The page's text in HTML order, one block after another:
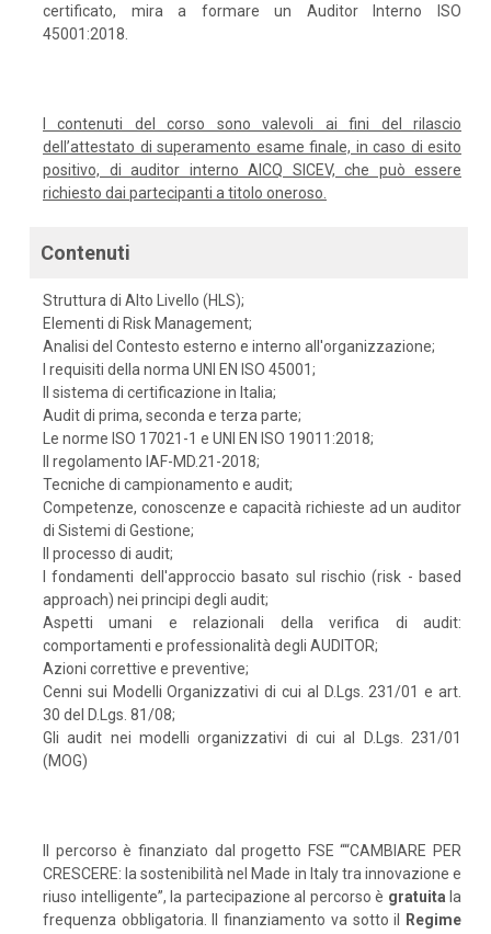
certificato, mira a formare un Auditor Interno ISO
45001:2018.
I contenuti del corso sono valevoli ai fini del rilascio
dell’attestato di superamento esame finale, in caso di esito
positivo, di auditor interno AICQ SICEV, che può essere
richiesto dai partecipanti a titolo oneroso.
Contenuti
Struttura di Alto Livello (HLS);
Elementi di Risk Management;
Analisi del Contesto esterno e interno all'organizzazione;
I requisiti della norma UNI EN ISO 45001;
Il sistema di certificazione in Italia;
Audit di prima, seconda e terza parte;
Le norme ISO 17021-1 e UNI EN ISO 19011:2018;
Il regolamento IAF-MD.21-2018;
Tecniche di campionamento e audit;
Competenze, conoscenze e capacità richieste ad un auditor
di Sistemi di Gestione;
Il processo di audit;
I fondamenti dell'approccio basato sul rischio (risk - based
approach) nei principi degli audit;
Aspetti umani e relazionali della verifica di audit:
comportamenti e professionalità degli AUDITOR;
Azioni correttive e preventive;
Cenni sui Modelli Organizzativi di cui al D.Lgs. 231/01 e art.
30 del D.Lgs. 81/08;
Gli audit nei modelli organizzativi di cui al D.Lgs. 231/01
(MOG)
Il percorso è finanziato dal progetto FSE ““CAMBIARE PER
CRESCERE: la sostenibilità nel Made in Italy tra innovazione e
riuso intelligente”, la partecipazione al percorso è gratuita la
frequenza obbligatoria. Il finanziamento va sotto il
Regime